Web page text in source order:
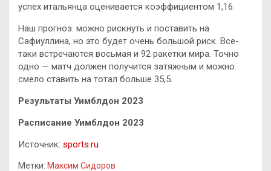
успех итальянца оценивается коэффициентом 1,16.
Наш прогноз: можно рискнуть и поставить на
Сафиуллина, но это будет очень большой риск. Все-
таки встречаются восьмая и 92 ракетки мира. Точно
одно — матч должен получится затяжным и можно
смело ставить на тотал больше 35,5.
Результаты Уимблдон 2023
Расписание Уимблдон 2023
Источник: sports.ru
Метки: Максим Сидоров